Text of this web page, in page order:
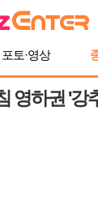
포토·영상
영하권 '